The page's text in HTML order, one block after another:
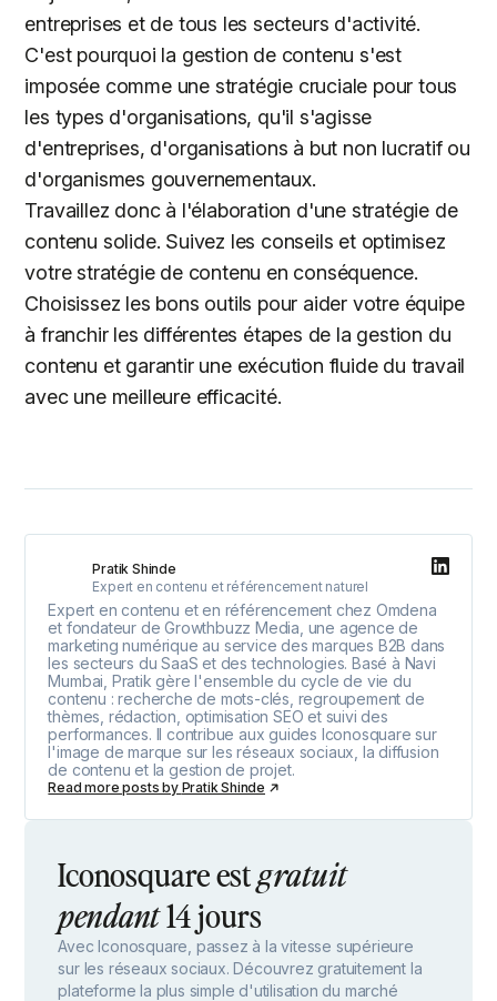
entreprises et de tous les secteurs d'activité.
C'est pourquoi la gestion de contenu s'est
imposée comme une stratégie cruciale pour tous
les types d'organisations, qu'il s'agisse
d'entreprises, d'organisations à but non lucratif ou
d'organismes gouvernementaux.
Travaillez donc à l'élaboration d'une stratégie de
contenu solide. Suivez les conseils et optimisez
votre stratégie de contenu en conséquence.
Choisissez les bons outils pour aider votre équipe
à franchir les différentes étapes de la gestion du
contenu et garantir une exécution fluide du travail
avec une meilleure efficacité.
Pratik Shinde
Expert en contenu et référencement naturel
Expert en contenu et en référencement chez Omdena
et fondateur de Growthbuzz Media, une agence de
marketing numérique au service des marques B2B dans
les secteurs du SaaS et des technologies. Basé à Navi
Mumbai, Pratik gère l'ensemble du cycle de vie du
contenu : recherche de mots-clés, regroupement de
thèmes, rédaction, optimisation SEO et suivi des
performances. Il contribue aux guides Iconosquare sur
l'image de marque sur les réseaux sociaux, la diffusion
de contenu et la gestion de projet.
Read more posts by Pratik Shinde
Iconosquare estgratuit
pendant14 jours
Avec Iconosquare, passez à la vitesse supérieure
sur les réseaux sociaux. Découvrez gratuitement la
plateforme la plus simple d'utilisation du marché